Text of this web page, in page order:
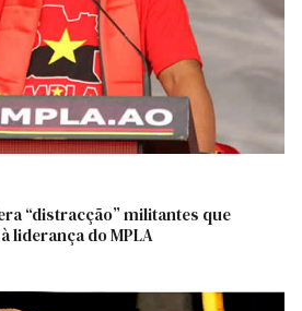
“distracção” militantes que
liderança do MPLA